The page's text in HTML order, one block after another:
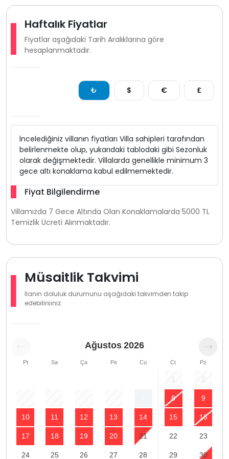
Birlikte tatil planlayan aile ve arkadaş grupları için, aynı
tarihlerde müsaitlik bulunması halinde alt tarafında bulunan
kodlu villamızda alternatif konaklama
imkânı sunarak birbirine yakın tatil yapma avantajı
sağlamaktadır.
Haftalık Fiyatlar
Fiyatlar aşağıdaki Tarih Aralıklarına göre
hesaplanmaktadır.
₺ $ € £
İncelediğiniz villanın fiyatları Villa sahipleri tarafından
belirlenmekte olup, yukarıdaki tablodaki gibi Sezonluk
olarak değişmektedir. Villalarda genellikle minimum 3
gece altı konaklama kabul edilmemektedir.
Fiyat Bilgilendirme
Villamızda 7 Gece Altında Olan Konaklamalarda 5000 TL
Temizlik Ücreti Alınmaktadır.
Müsaitlik Takvimi
İlanın doluluk durumunu aşağıdaki takvimden takip
edebilirsiniz.
Ağustos 2026
Pt Sa Ça Pe Cu Ct Pz
1 2
8 9
10 11 12 13 14 15 16
17 18 19 20 21 22 23
24 25 26 27 28 29 30